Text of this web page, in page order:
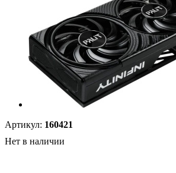
Артикул: 160421
Нет в наличии